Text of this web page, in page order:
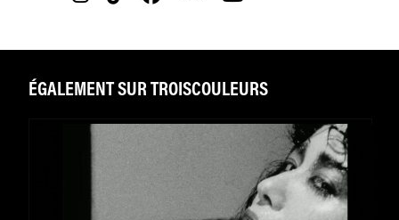
ÉGALEMENT SUR TROISCOULEURS